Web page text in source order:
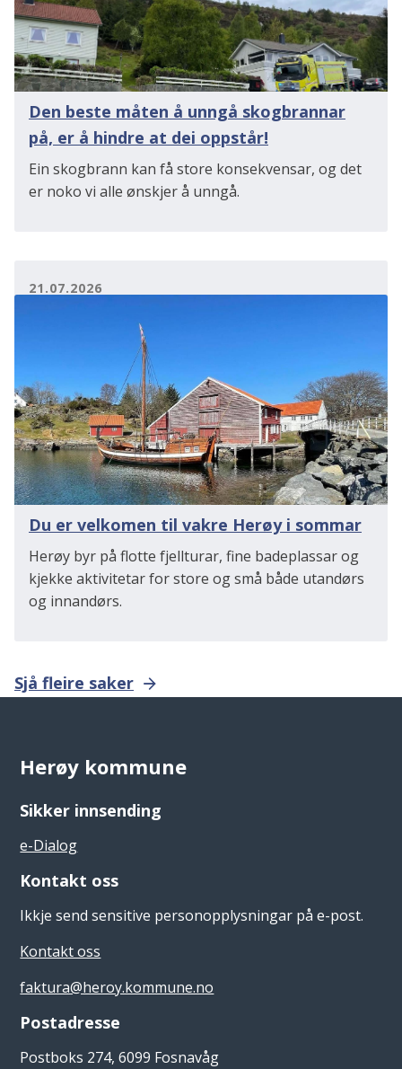
Den beste måten å unngå skogbrannar
på, er å hindre at dei oppstår!
Ein skogbrann kan få store konsekvensar, og det
er noko vi alle ønskjer å unngå.
21.07.2026
Du er velkomen til vakre Herøy i sommar
Herøy byr på flotte fjellturar, fine badeplassar og
kjekke aktivitetar for store og små både utandørs
og innandørs.
Sjå fleire saker
Herøy kommune
Sikker innsending
e-Dialog
Kontakt oss
Ikkje send sensitive personopplysningar på e-post.
Kontakt oss
faktura@heroy.kommune.no
Postadresse
Postboks 274, 6099 Fosnavåg